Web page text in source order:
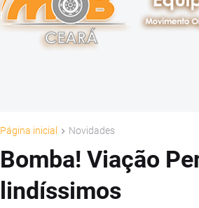
Página inicial Novidades
Bomba! Viação
lindíssimos